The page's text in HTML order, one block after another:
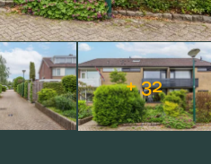
+ 32